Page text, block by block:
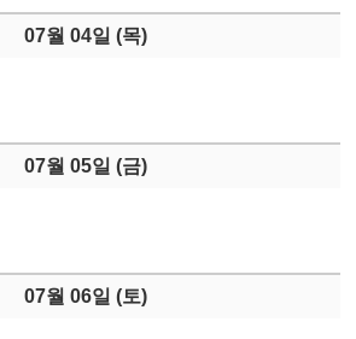
07월 04일 (목)
07월 05일 (금)
07월 06일 (토)